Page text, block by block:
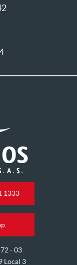
1333
- 03
Local 3